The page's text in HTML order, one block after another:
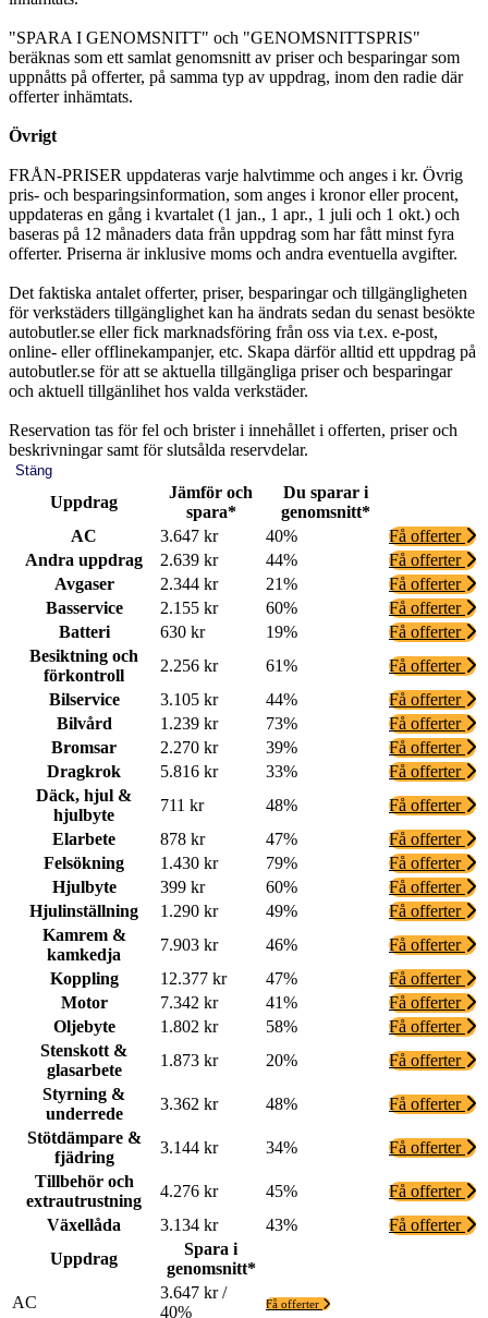
"SPARA I GENOMSNITT" och "GENOMSNITTSPRIS"
beräknas som ett samlat genomsnitt av priser och besparingar som
uppnåtts på offerter, på samma typ av uppdrag, inom den radie där
offerter inhämtats.
Övrigt
FRÅN-PRISER uppdateras varje halvtimme och anges i kr. Övrig
pris- och besparingsinformation, som anges i kronor eller procent,
uppdateras en gång i kvartalet (1 jan., 1 apr., 1 juli och 1 okt.) och
baseras på 12 månaders data från uppdrag som har fått minst fyra
offerter. Priserna är inklusive moms och andra eventuella avgifter.
Det faktiska antalet offerter, priser, besparingar och tillgängligheten
för verkstäders tillgänglighet kan ha ändrats sedan du senast besökte
autobutler.se eller fick marknadsföring från oss via t.ex. e-post,
online- eller offlinekampanjer, etc. Skapa därför alltid ett uppdrag på
autobutler.se för att se aktuella tillgängliga priser och besparingar
och aktuell tillgänlihet hos valda verkstäder.
Reservation tas för fel och brister i innehållet i offerten, priser och
beskrivningar samt för slutsålda reservdelar.
Stäng
Uppdrag
Jämför och
spara*
Du sparar i
genomsnitt*
AC
3.647 kr 40%
Få offerter
Andra uppdrag
2.639 kr 44%
Få offerter
Avgaser
2.344 kr 21%
Få offerter
Basservice
2.155 kr 60%
Få offerter
Batteri
630 kr 19%
Få offerter
Besiktning och
förkontroll
2.256 kr 61%
Få offerter
Bilservice
3.105 kr 44%
Få offerter
Bilvård
1.239 kr 73%
Få offerter
Bromsar
2.270 kr 39%
Få offerter
Dragkrok
5.816 kr 33%
Få offerter
Däck, hjul &
hjulbyte
711 kr 48%
Få offerter
Elarbete
878 kr 47%
Få offerter
Felsökning
1.430 kr 79%
Få offerter
Hjulbyte
399 kr 60%
Få offerter
Hjulinställning
1.290 kr 49%
Få offerter
Kamrem &
kamkedja
7.903 kr 46%
Få offerter
Koppling
12.377 kr 47%
Få offerter
Motor
7.342 kr 41%
Få offerter
Oljebyte
1.802 kr 58%
Få offerter
Stenskott &
glasarbete
1.873 kr 20%
Få offerter
Styrning &
underrede
3.362 kr 48%
Få offerter
Stötdämpare &
fjädring
3.144 kr 34%
Få offerter
Tillbehör och
extrautrustning
4.276 kr 45%
Få offerter
Växellåda
3.134 kr 43%
Få offerter
Uppdrag
Spara i
genomsnitt*
AC
3.647 kr /
40%
Få offerter